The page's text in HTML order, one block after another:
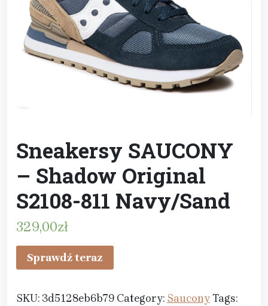
Sneakersy SAUCONY
– Shadow Original
S2108-811 Navy/Sand
329,00zł
Sprawdź teraz
SKU: 3d5128eb6b79 Category: SauconyTags: